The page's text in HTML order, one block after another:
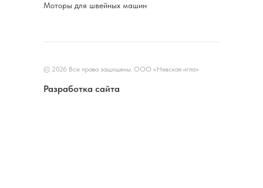
Моторы для швейных машин
© 2026 Все права защищены. ООО «Невская игла»
Разработка сайта